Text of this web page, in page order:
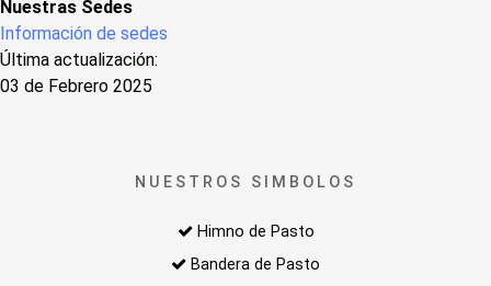
Nuestras Sedes
Información de sedes
Última actualización:
03 de Febrero 2025
NUESTROS SIMBOLOS
Himno de Pasto
Bandera de Pasto